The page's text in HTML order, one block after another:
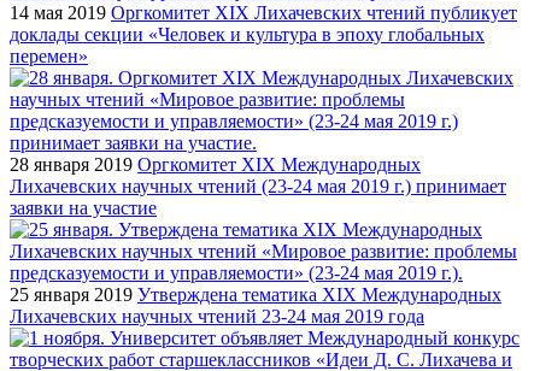
14 мая 2019 Оргкомитет XIX Лихачевских чтений публикует
доклады секции «Человек и культура в эпоху глобальных
перемен»
28 января 2019 Оргкомитет XIX Международных
Лихачевских научных чтений (23-24 мая 2019 г.) принимает
заявки на участие
25 января 2019 Утверждена тематика XIX Международных
Лихачевских научных чтений 23-24 мая 2019 года